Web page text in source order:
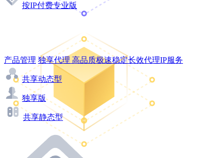
按IP付费专业版
产品管理 独享代理 高品质极速稳定长效代理IP服务
共享动态型
独享版
共享静态型